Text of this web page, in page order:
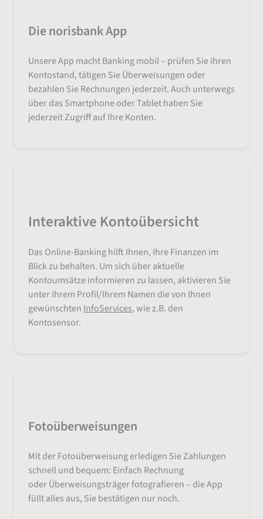
Die norisbank App
Unsere App macht Banking mobil – prüfen Sie Ihren
Kontostand, tätigen Sie Überweisungen oder
bezahlen Sie Rechnungen jederzeit. Auch unterwegs
über das Smartphone oder Tablet haben Sie
jederzeit Zugriff auf Ihre Konten.
Interaktive Kontoübersicht
Das Online-Banking hilft Ihnen, Ihre Finanzen im
Blick zu behalten. Um sich über aktuelle
Kontoumsätze informieren zu lassen, aktivieren Sie
unter Ihrem Profil/Ihrem Namen die von Ihnen
gewünschten InfoServices, wie z.B. den
Kontosensor.
Fotoüberweisungen
Mit der Fotoüberweisung erledigen Sie Zahlungen
schnell und bequem: Einfach Rechnung
oder Überweisungsträger fotografieren – die App
füllt alles aus, Sie bestätigen nur noch.